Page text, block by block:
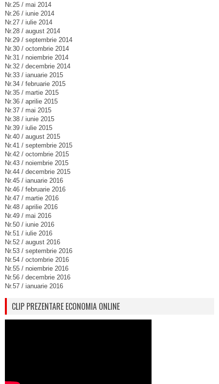
Nr.25 / mai 2014
Nr.26 / iunie 2014
Nr.27 / iulie 2014
Nr.28 / august 2014
Nr.29 / septembrie 2014
Nr.30 / octombrie 2014
Nr.31 / noiembrie 2014
Nr.32 / decembrie 2014
Nr.33 / ianuarie 2015
Nr.34 / februarie 2015
Nr.35 / martie 2015
Nr.36 / aprilie 2015
Nr.37 / mai 2015
Nr.38 / iunie 2015
Nr.39 / iulie 2015
Nr.40 / august 2015
Nr.41 / septembrie 2015
Nr.42 / octombrie 2015
Nr.43 / noiembrie 2015
Nr.44 / decembrie 2015
Nr.45 / ianuarie 2016
Nr.46 / februarie 2016
Nr.47 / martie 2016
Nr.48 / aprilie 2016
Nr.49 / mai 2016
Nr.50 / iunie 2016
Nr.51 / iulie 2016
Nr.52 / august 2016
Nr.53 / septembrie 2016
Nr.54 / octombrie 2016
Nr.55 / noiembrie 2016
Nr.56 / decembrie 2016
Nr.57 / ianuarie 2016
CLIP PREZENTARE ECONOMIA ONLINE